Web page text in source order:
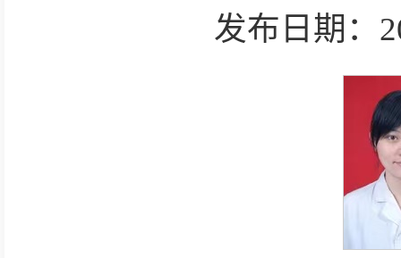
发布日期：